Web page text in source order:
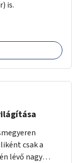
is.
csak a
lévő nagy